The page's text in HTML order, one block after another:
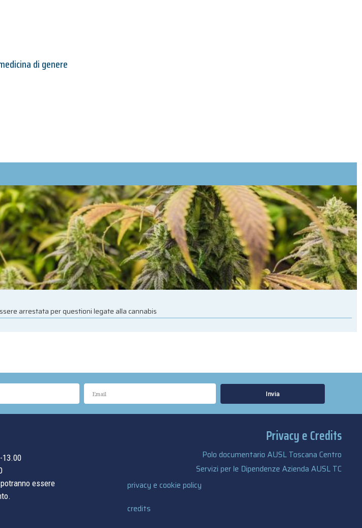
di genere
arrestata per questioni legate alla cannabis
Invia
13.00
essere
Privacy e Credits
Polo documentario AUSL Toscana Centro
Servizi per le Dipendenze Azienda AUSL TC
privacy e cookie policy
credits